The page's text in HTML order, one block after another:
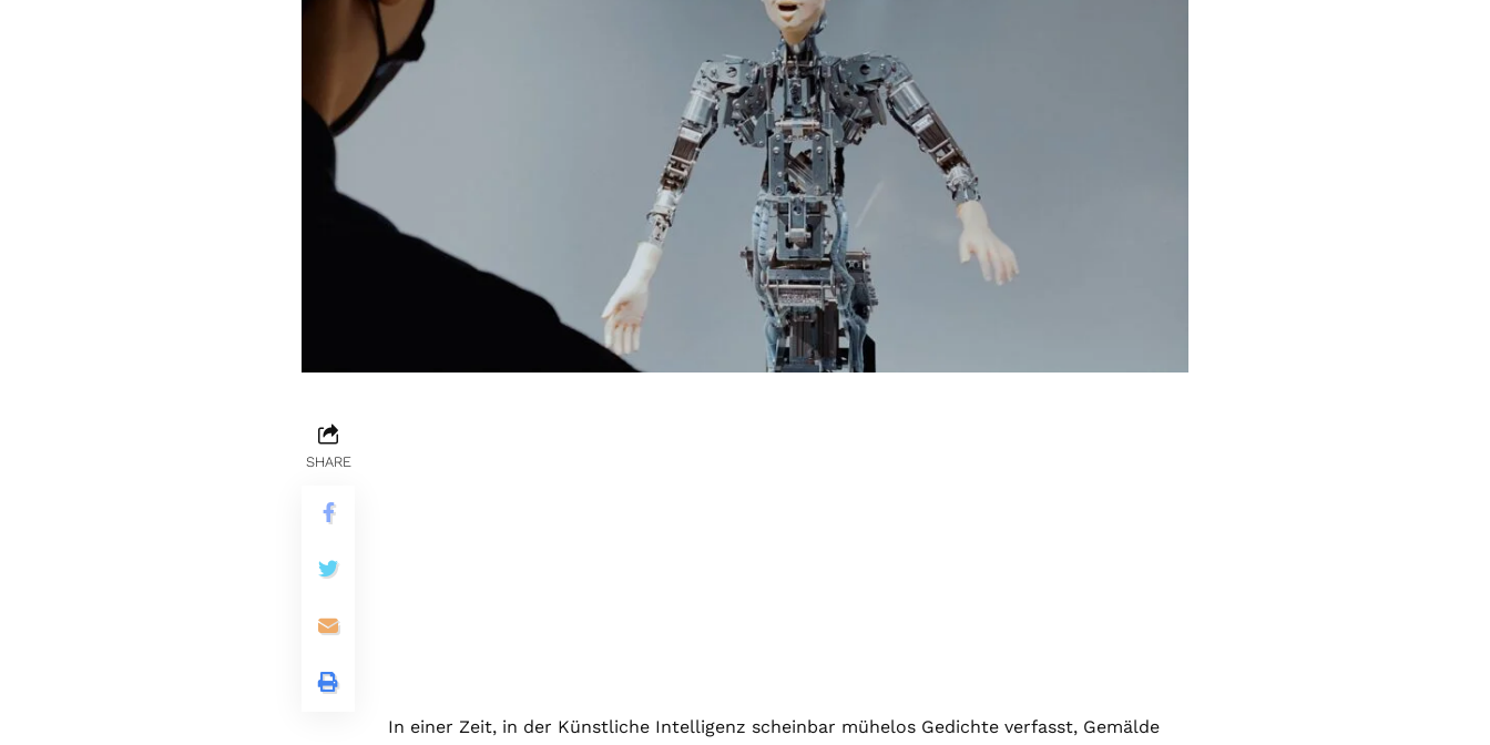
SHARE
In einer Zeit, in der Künstliche Intelligenz scheinbar mühelos Gedichte verfasst, Gemälde